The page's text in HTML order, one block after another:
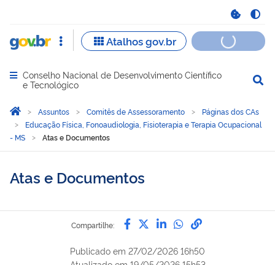
Abrir menu principal de navegação
Conselho Nacional de Desenvolvimento Científico
e Tecnológico
Você está aqui:
Página Inicial
Assuntos Comitês de Assessoramento
Páginas dos CAs
Educação Física, Fonoaudiologia, Fisioterapia e Terapia Ocupacional
- MS
Atas e Documentos
Atas e Documentos
Compartilhe: Compartilhe por Facebook
Compartilhe por Twitter
Compartilhe por
Compartilhe
link para
Publicado em 27/02/2026 16h50